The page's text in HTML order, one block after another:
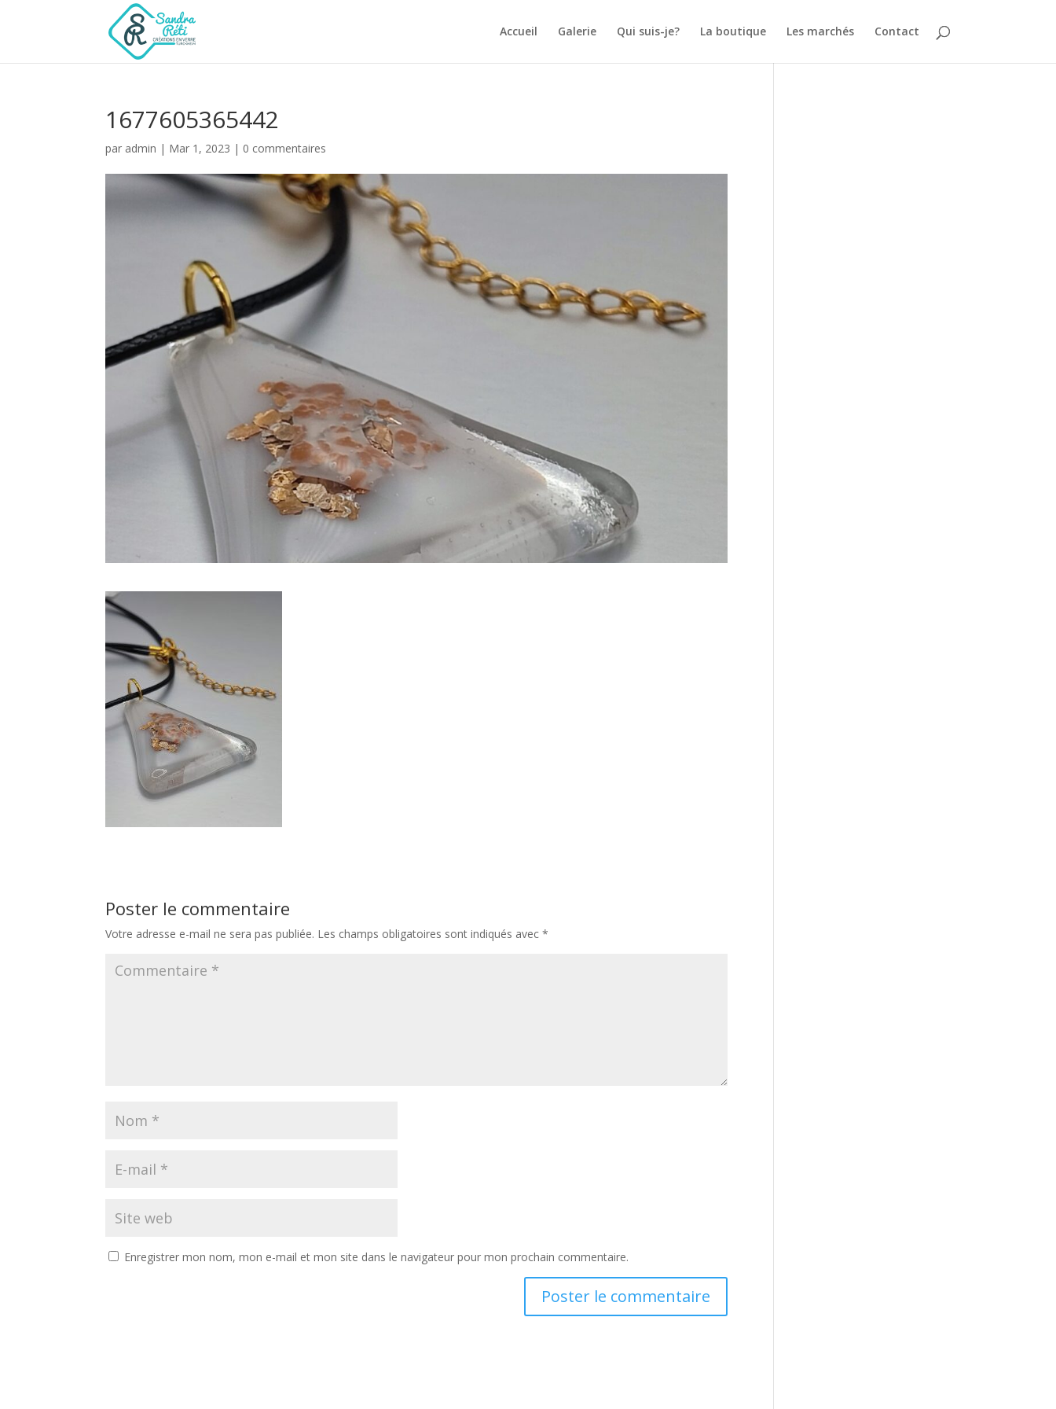
Accueil Galerie Qui suis-je? La boutique Les marchés Contact
1677605365442
par admin | Mar 1, 2023 | 0 commentaires
Poster le commentaire
Votre adresse e-mail ne sera pas publiée. Les champs obligatoires sont indiqués avec*
Enregistrer mon nom, mon e-mail et mon site dans le navigateur pour mon prochain commentaire.